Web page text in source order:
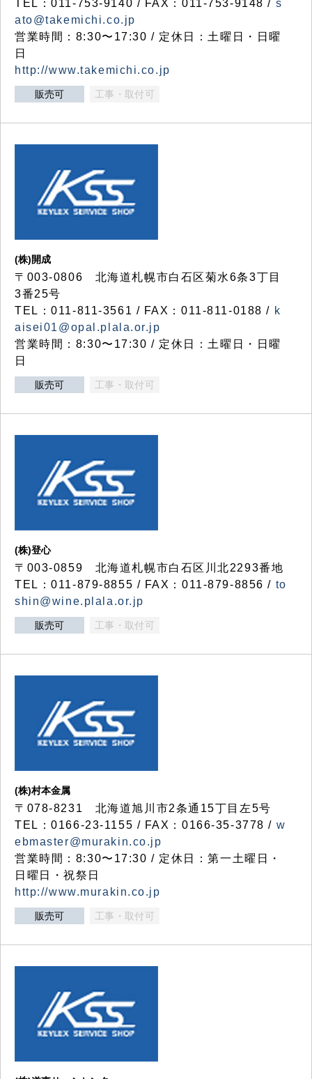
TEL：011-753-9140 / FAX：011-753-9148 / s
ato@takemichi.co.jp
営業時間：8:30〜17:30 / 定休日：土曜日・日曜
日
http://www.takemichi.co.jp
販売可 工事・取付可
(株)開成
〒003-0806 北海道札幌市白石区菊水6条3丁目
3番25号
TEL：011-811-3561 / FAX：011-811-0188 / k
aisei01@opal.plala.or.jp
営業時間：8:30〜17:30 / 定休日：土曜日・日曜
日
販売可 工事・取付可
(株)登心
〒003-0859 北海道札幌市白石区川北2293番地
TEL：011-879-8855 / FAX：011-879-8856 / to
shin@wine.plala.or.jp
販売可 工事・取付可
(株)村本金属
〒078-8231 北海道旭川市2条通15丁目左5号
TEL：0166-23-1155 / FAX：0166-35-3778 / w
ebmaster@murakin.co.jp
営業時間：8:30〜17:30 / 定休日：第一土曜日・
日曜日・祝祭日
http://www.murakin.co.jp
販売可 工事・取付可